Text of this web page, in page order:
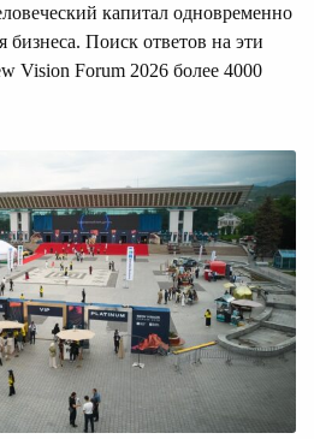
капитал одновременно
Поиск ответов на эти
Vision Forum 2026 более 4000